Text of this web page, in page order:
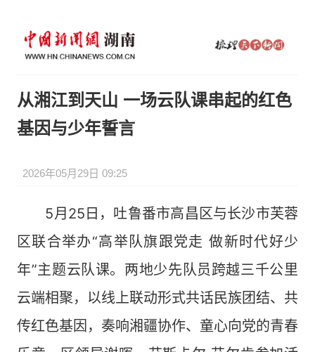
从湘江到天山 一场云队课串起的红色
基因与少年誓言
2026年05月29日 09:25
5月25日，吐鲁番市高昌区与长沙市芙蓉
区联合举办“高举队旗跟党走 做新时代好少
年”主题云队课。两地少先队员跨越三千公里
云端相聚，以线上联动形式共话民族团结、共
传红色基因，奏响湘疆协作、童心向党的青春